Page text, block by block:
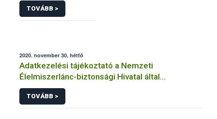
TOVÁBB >
2020. november 30, hétfő
Adatkezelési tájékoztató a Nemzeti
Élelmiszerlánc-biztonsági Hivatal által
üzemeltetett élelmiszerlánc-felügyeleti
információs rendszerhez (FELIR) kapcsolódó
adatkezeléséhez
TOVÁBB >